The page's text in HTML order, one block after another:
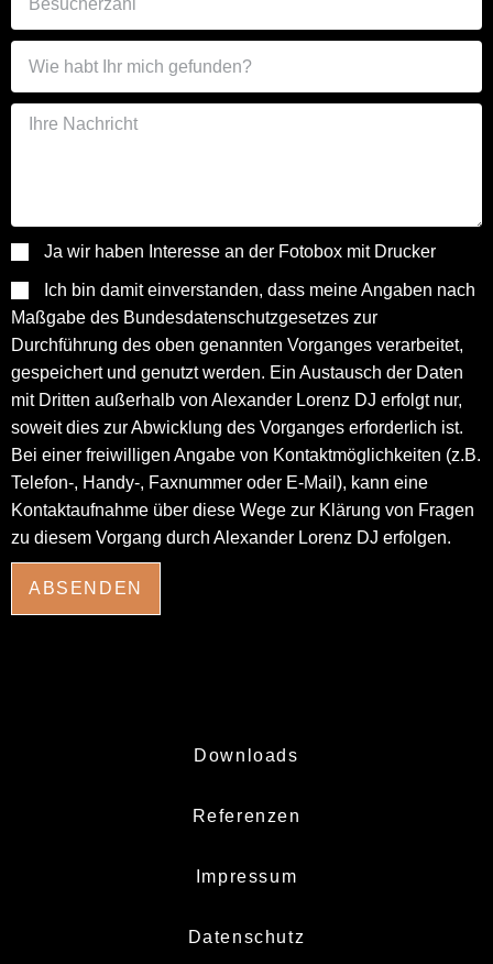
Ja wir haben Interesse an der Fotobox mit Drucker
Ich bin damit einverstanden, dass meine Angaben nach
Maßgabe des Bundesdatenschutzgesetzes zur
Durchführung des oben genannten Vorganges verarbeitet,
gespeichert und genutzt werden. Ein Austausch der Daten
mit Dritten außerhalb von Alexander Lorenz DJ erfolgt nur,
soweit dies zur Abwicklung des Vorganges erforderlich ist.
Bei einer freiwilligen Angabe von Kontaktmöglichkeiten (z.B.
Telefon-, Handy-, Faxnummer oder E-Mail), kann eine
Kontaktaufnahme über diese Wege zur Klärung von Fragen
zu diesem Vorgang durch Alexander Lorenz DJ erfolgen.
ABSENDEN
Downloads
Referenzen
Impressum
Datenschutz